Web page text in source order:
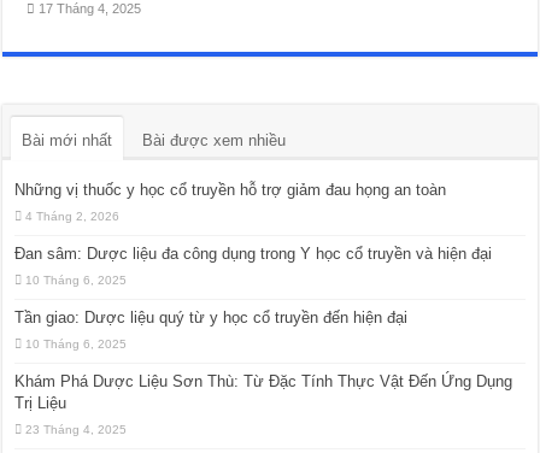
17 Tháng 4, 2025
Bài mới nhất Bài được xem nhiều
Những vị thuốc y học cổ truyền hỗ trợ giảm đau họng an toàn
4 Tháng 2, 2026
Đan sâm: Dược liệu đa công dụng trong Y học cổ truyền và hiện đại
10 Tháng 6, 2025
Tần giao: Dược liệu quý từ y học cổ truyền đến hiện đại
10 Tháng 6, 2025
Khám Phá Dược Liệu Sơn Thù: Từ Đặc Tính Thực Vật Đến Ứng Dụng
Trị Liệu
23 Tháng 4, 2025